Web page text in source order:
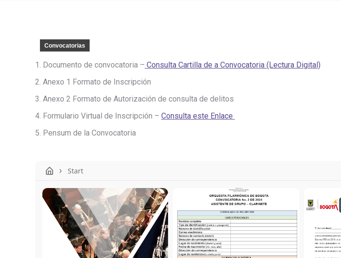
Convocatorias
1. Documento de convocatoria – Consulta Cartilla de a Convocatoria (Lectura Digital)
2. Anexo 1 Formato de Inscripción
3. Anexo 2 Formato de Autorización de consulta de delitos
4. Formulario Virtual de Inscripción – Consulta este Enlace
5. Pensum de la Convocatoria
Start